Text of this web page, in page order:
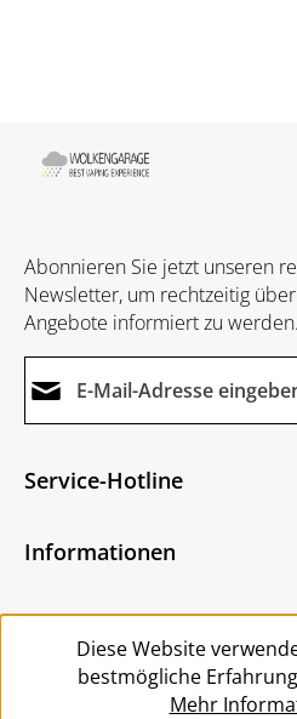
Abonnieren Sie jetzt unseren
Newsletter, um rechtzeitig
Angebote informiert zu werden.
Ich habe die
bin mit ihnen
Loading...
Zeichen ein*
Die mit einem Stern (*)
Service-Hotline
Informationen
Service
Diese Website
bestmögliche
Mehr